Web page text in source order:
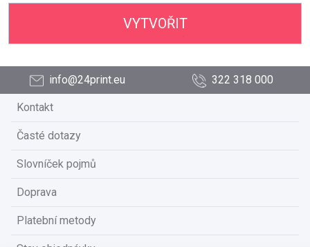
VYTVOŘIT
info@24print.eu 322 318 000
Kontakt
Časté dotazy
Slovníček pojmů
Doprava
Platební metody